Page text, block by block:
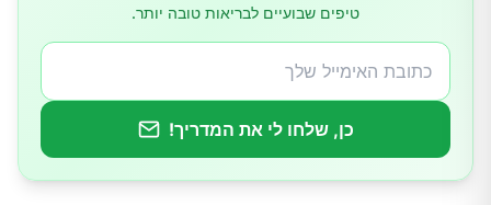
טיפים שבועיים לבריאות טובה יותר.
כן, שלחו לי את המדריך!